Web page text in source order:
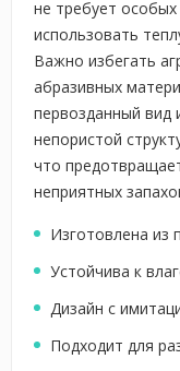
не требует
использовать
Важно избегать
абразивных
первозданный вид
непористой
что
неприятных
Изготовлена из
Устойчива к
Дизайн с
Подходит для